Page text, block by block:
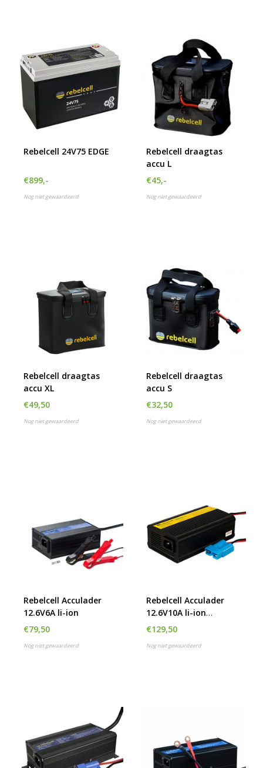
Rebelcell 24V75 EDGE
€899,-
Nog niet gewaardeerd
Rebelcell draagtas
accu L
€45,-
Nog niet gewaardeerd
Rebelcell draagtas
accu XL
€49,50
Nog niet gewaardeerd
Rebelcell draagtas
accu S
€32,50
Nog niet gewaardeerd
Rebelcell Acculader
12.6V6A li-ion
€79,50
Nog niet gewaardeerd
Rebelcell Acculader
12.6V10A li-ion
Outdoorbox AV
€129,50
Nog niet gewaardeerd